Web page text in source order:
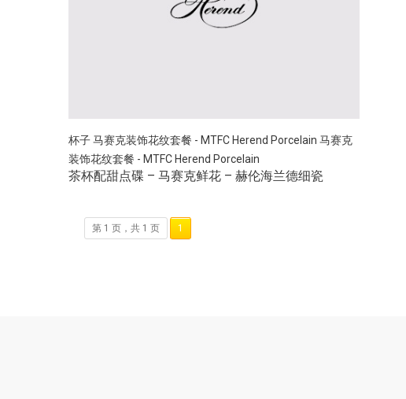
杯子马赛克装饰花纹套餐 - MTFC Herend Porcelain 马赛克
装饰花纹套餐 - MTFC Herend Porcelain
茶杯配甜点碟 – 马赛克鲜花 – 赫伦海兰德细瓷
第 1 页，共 1 页 1